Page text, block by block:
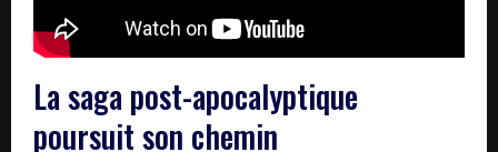
La saga post-apocalyptique
poursuit son chemin